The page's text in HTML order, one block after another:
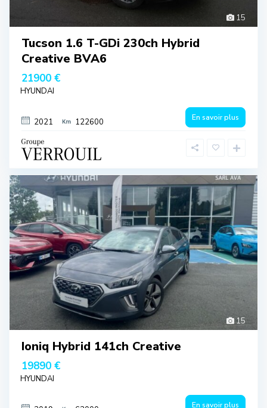
15
Tucson 1.6 T-GDi 230ch Hybrid
Creative BVA6
21900 €
HYUNDAI
2021 122600 En savoir plus
15
Ioniq Hybrid 141ch Creative
19890 €
HYUNDAI
En savoir plus